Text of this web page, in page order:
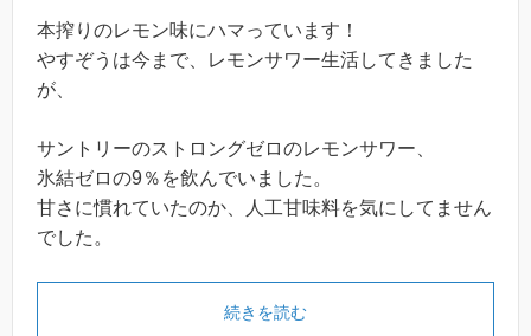
本搾りのレモン味にハマっています！
やすぞうは今まで、レモンサワー生活してきました
が、
サントリーのストロングゼロのレモンサワー、
氷結ゼロの9％を飲んでいました。
甘さに慣れていたのか、人工甘味料を気にしてません
でした。
続きを読む